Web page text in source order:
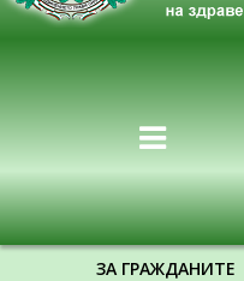
ЗА ГРАЖДАНИТЕ